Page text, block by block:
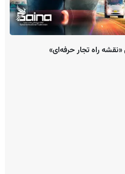
راه تجار حرفه‌ای»